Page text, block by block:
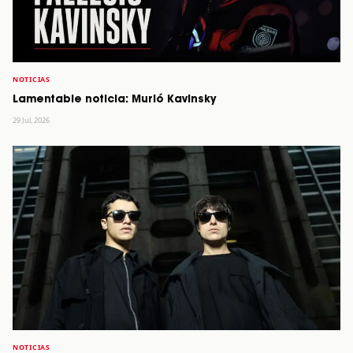
NOTICIAS
Lamentable noticia: Murió Kavinsky
29 Jul, 2026
NOTICIAS